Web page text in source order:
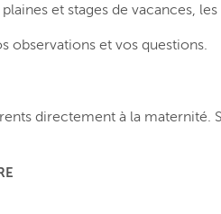
et stages de vacances,
observations et vos questions.
directement à la